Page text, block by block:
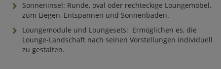
Sonneninsel: Runde, oval oder rechteckige Loungemöbel,
zum Liegen, Entspannen und Sonnenbaden.
Loungemodule und Loungesets: Ermöglichen es, die
Lounge-Landschaft nach seinen Vorstellungen individuell
zu gestalten.